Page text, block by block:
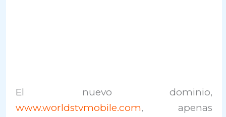
El nuevo dominio,
www.worldstvmobile.com, apenas